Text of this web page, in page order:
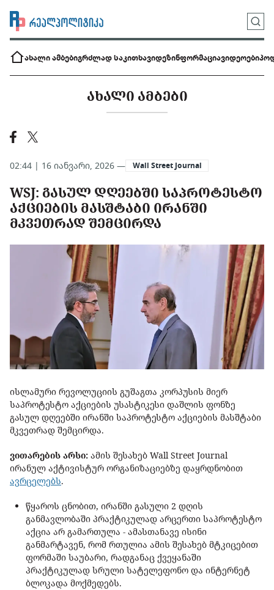
ახალი ამბებიგრძლად საკითხავიდეზინფორმაციავიდეოები
ᲐᲮᲐᲚᲘ ᲐᲛᲑᲔᲑᲘ
02:44 | 16 იანვარი, 2026 — Wall Street Journal
WSJ: ᲒᲐᲡᲣᲚ ᲓᲦᲔᲔᲑᲨᲘ ᲡᲐᲞᲠᲝᲢᲔᲡᲢᲝ
ᲐᲥᲪᲘᲔᲑᲘᲡ ᲛᲐᲡᲨᲢᲐᲑᲘ ᲘᲠᲐᲜᲨᲘ
ᲛᲙᲕᲔᲗᲠᲐᲓ ᲨᲔᲛᲪᲘᲠᲓᲐ
ისლამური რევოლუციის გუშაგთა კორპუსის მიერ
საპროტესტო აქციების უსასტიკესი დაშლის ფონზე
გასულ დღეებში ირანში საპროტესტო აქციების მასშტაბი
მკვეთრად შემცირდა.
ვითარების არსი: ამის შესახებ Wall Street Journal
ირანულ აქტივისტურ ორგანიზაციებზე დაყრდნობით
ავრცელებს.
წყაროს ცნობით, ირანში გასული 2 დღის
განმავლობაში პრაქტიკულად არცერთი საპროტესტო
აქცია არ გამართულა - ამასთანავე ისინი
განმარტავენ, რომ რთულია ამის შესახებ მტკიცებით
ფორმაში საუბარი, რადგანაც ქვეყანაში
პრაქტიკულად სრული სატელეფონო და ინტერნეტ
ბლოკადა მოქმედებს.